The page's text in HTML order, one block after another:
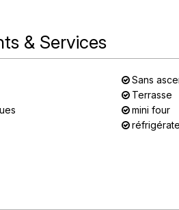
& Services
Sans
Terrasse
mini four